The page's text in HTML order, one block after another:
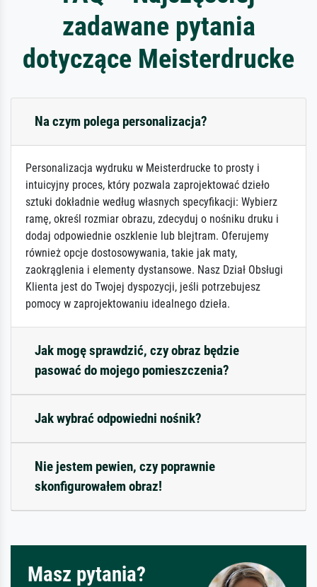
zadawane pytania
dotyczące Meisterdrucke
Na czym polega personalizacja?
Personalizacja wydruku w Meisterdrucke to prosty i
intuicyjny proces, który pozwala zaprojektować dzieło
sztuki dokładnie według własnych specyfikacji: Wybierz
ramę, określ rozmiar obrazu, zdecyduj o nośniku druku i
dodaj odpowiednie oszklenie lub blejtram. Oferujemy
również opcje dostosowywania, takie jak maty,
zaokrąglenia i elementy dystansowe. Nasz Dział Obsługi
Klienta jest do Twojej dyspozycji, jeśli potrzebujesz
pomocy w zaprojektowaniu idealnego dzieła.
Jak mogę sprawdzić, czy obraz będzie
pasować do mojego pomieszczenia?
Jak wybrać odpowiedni nośnik?
Nie jestem pewien, czy poprawnie
skonfigurowałem obraz!
Masz pytania?